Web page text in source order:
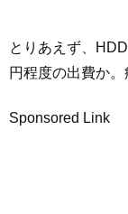
とりあえず、
円程度の出費か。
Sponsored Link